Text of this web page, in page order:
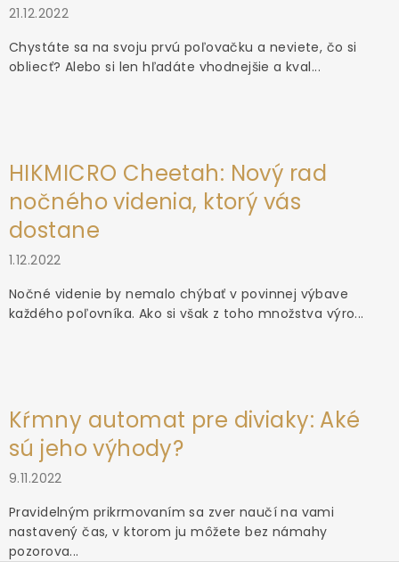
21.12.2022
Chystáte sa na svoju prvú poľovačku a neviete, čo si
obliecť? Alebo si len hľadáte vhodnejšie a kval...
HIKMICRO Cheetah: Nový rad
nočného videnia, ktorý vás
dostane
1.12.2022
Nočné videnie by nemalo chýbať v povinnej výbave
každého poľovníka. Ako si však z toho množstva výro...
Kŕmny automat pre diviaky: Aké
sú jeho výhody?
9.11.2022
Pravidelným prikrmovaním sa zver naučí na vami
nastavený čas, v ktorom ju môžete bez námahy
pozorova...